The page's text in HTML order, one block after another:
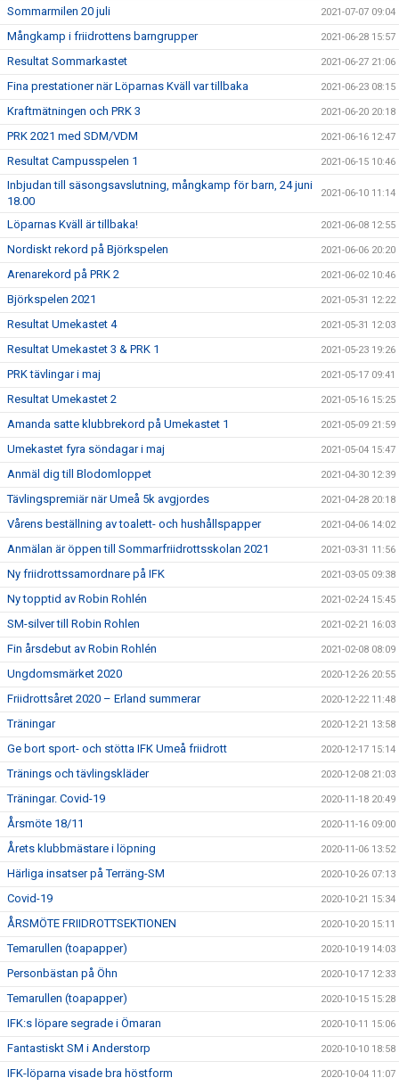
Sommarmilen 20 juli 2021-07-07 09:04
Mångkamp i friidrottens barngrupper 2021-06-28 15:57
Resultat Sommarkastet 2021-06-27 21:06
Fina prestationer när Löparnas Kväll var tillbaka 2021-06-23 08:15
Kraftmätningen och PRK 3 2021-06-20 20:18
PRK 2021 med SDM/VDM 2021-06-16 12:47
Resultat Campusspelen 1 2021-06-15 10:46
Inbjudan till säsongsavslutning, mångkamp för barn, 24 juni
18.00
2021-06-10 11:14
Löparnas Kväll är tillbaka! 2021-06-08 12:55
Nordiskt rekord på Björkspelen 2021-06-06 20:20
Arenarekord på PRK 2 2021-06-02 10:46
Björkspelen 2021 2021-05-31 12:22
Resultat Umekastet 4 2021-05-31 12:03
Resultat Umekastet 3 & PRK 1 2021-05-23 19:26
PRK tävlingar i maj 2021-05-17 09:41
Resultat Umekastet 2 2021-05-16 15:25
Amanda satte klubbrekord på Umekastet 1 2021-05-09 21:59
Umekastet fyra söndagar i maj 2021-05-04 15:47
Anmäl dig till Blodomloppet 2021-04-30 12:39
Tävlingspremiär när Umeå 5k avgjordes 2021-04-28 20:18
Vårens beställning av toalett- och hushållspapper 2021-04-06 14:02
Anmälan är öppen till Sommarfriidrottsskolan 2021 2021-03-31 11:56
Ny friidrottssamordnare på IFK 2021-03-05 09:38
Ny topptid av Robin Rohlén 2021-02-24 15:45
SM-silver till Robin Rohlen 2021-02-21 16:03
Fin årsdebut av Robin Rohlén 2021-02-08 08:09
Ungdomsmärket 2020 2020-12-26 20:55
Friidrottsåret 2020 – Erland summerar 2020-12-22 11:48
Träningar 2020-12-21 13:58
Ge bort sport- och stötta IFK Umeå friidrott 2020-12-17 15:14
Tränings och tävlingskläder 2020-12-08 21:03
Träningar. Covid-19 2020-11-18 20:49
Årsmöte 18/11 2020-11-16 09:00
Årets klubbmästare i löpning 2020-11-06 13:52
Härliga insatser på Terräng-SM 2020-10-26 07:13
Covid-19 2020-10-21 15:34
ÅRSMÖTE FRIIDROTTSEKTIONEN 2020-10-20 15:11
Temarullen (toapapper) 2020-10-19 14:03
Personbästan på Öhn 2020-10-17 12:33
Temarullen (toapapper) 2020-10-15 15:28
IFK:s löpare segrade i Ömaran 2020-10-11 15:06
Fantastiskt SM i Anderstorp 2020-10-10 18:58
IFK-löparna visade bra höstform 2020-10-04 11:07